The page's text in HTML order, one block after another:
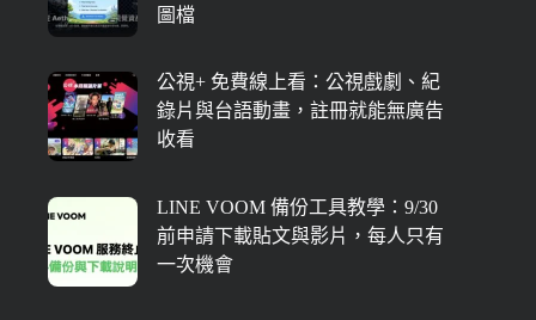
圖檔
公視+ 免費線上看：公視戲劇、紀
錄片與台語動畫，註冊就能無廣告
收看
LINE VOOM 備份工具教學：9/30
前申請下載貼文與影片，每人只有
一次機會